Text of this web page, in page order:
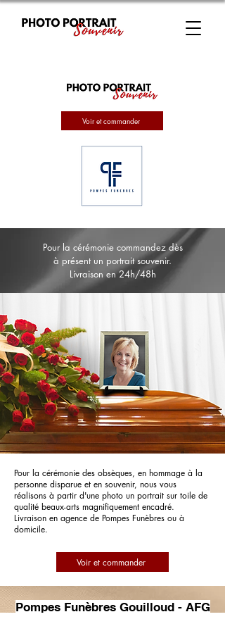
Voir et commander
Pour la cérémonie commandez dès
à présent un portrait souvenir.
Livraison en 24h/48h
Pour la cérémonie des obsèques, en hommage à la
personne disparue et en souvenir, nous vous
réalisons à partir d'une photo un portrait sur toile de
qualité beaux-arts magnifiquement encadré.
Livraison en agence de Pompes Funèbres ou à
domicile.
Voir et commander
Pompes Funèbres Gouilloud - AFG